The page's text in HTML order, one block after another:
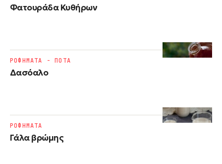
Φατουράδα Κυθήρων
Δασόαλο
ΡΟΦΗΜΑΤΑ - ΠΟΤΑ
Γάλα βρώμης
ΡΟΦΗΜΑΤΑ